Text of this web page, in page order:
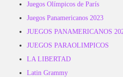
Juegos Olímpicos de París
Juegos Panamericanos 2023
JUEGOS PANAMERICANOS
JUEGOS PARAOLIMPICOS
LA LIBERTAD
Latin Grammy